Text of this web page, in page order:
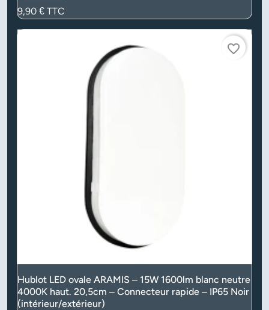
Prix
9,90 € TTC
favorite_border
Hublot LED ovale ARAMIS – 15W 1600lm blanc neutre
4000K haut. 20,5cm – Connecteur rapide – IP65 Noir
(intérieur/extérieur)